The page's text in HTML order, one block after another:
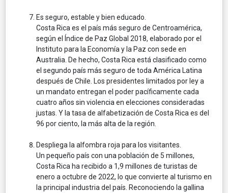
Es seguro, estable y bien educado.
Costa Rica es el país más seguro de Centroamérica,
según el Índice de Paz Global 2018, elaborado por el
Instituto para la Economía y la Paz con sede en
Australia. De hecho, Costa Rica está clasificado como
el segundo país más seguro de toda América Latina
después de Chile. Los presidentes limitados por ley a
un mandato entregan el poder pacíficamente cada
cuatro años sin violencia en elecciones consideradas
justas. Y la tasa de alfabetización de Costa Rica es del
96 por ciento, la más alta de la región.
Despliega la alfombra roja para los visitantes.
Un pequeño país con una población de 5 millones,
Costa Rica ha recibido a 1,9 millones de turistas de
enero a octubre de 2022, lo que convierte al turismo en
la principal industria del país. Reconociendo la gallina